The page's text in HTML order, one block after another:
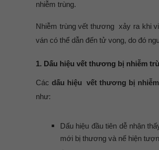
nhiễm trùng.
Nhiễm trùng vết thương xảy ra khi
ván có thể dẫn đến tử vong, do đó
1. Dấu hiệu vết thương bị nhiễm
Các dấu hiệu vết thương bị
như:
Dấu hiệu đầu tiên dễ nhận
mới bị thương và nế hiện